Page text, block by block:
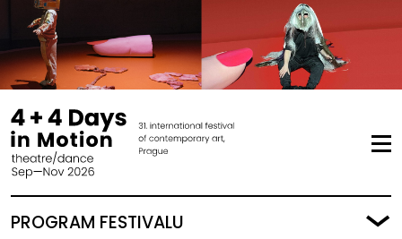
PROGRAM FESTIVALU